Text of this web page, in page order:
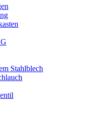
Stahlblech